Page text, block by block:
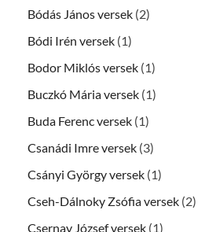
Bódás János versek (2)
Bódi Irén versek (1)
Bodor Miklós versek (1)
Buczkó Mária versek (1)
Buda Ferenc versek (1)
Csanádi Imre versek (3)
Csányi György versek (1)
Cseh-Dálnoky Zsófia versek (2)
Csernay József versek (1)